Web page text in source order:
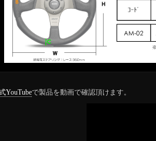
YouTubeで製品を動画で確認頂けます。